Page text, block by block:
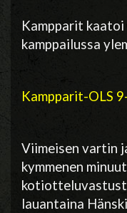
Kampparit kaatoi
kamppailussa
Kampparit-OLS
Viimeisen vartin
kymmenen
lauantaina